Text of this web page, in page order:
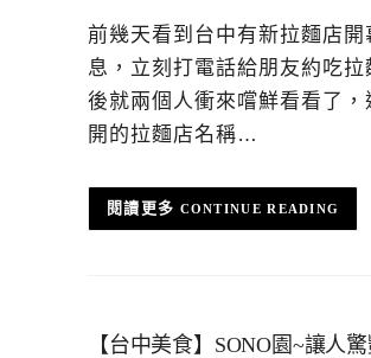
前幾天看到台中有新拉麵店開
息，立刻打電話給朋友約吃拉
後就兩個人衝來嚐鮮看看了，
開的拉麵店名稱…
CONTINUE READING
【台中美食】SONO園~讓人